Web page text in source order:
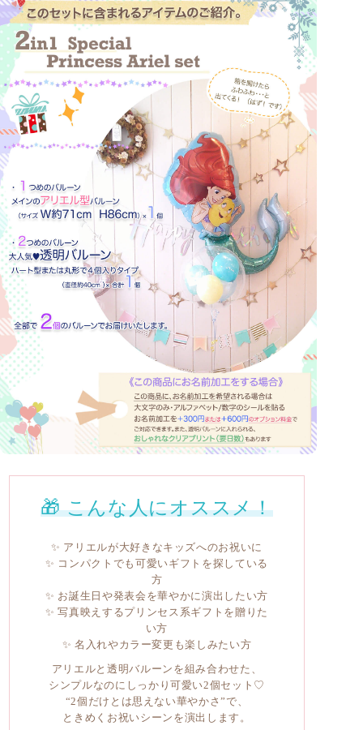
🎁 こんな人にオススメ！
✨ アリエルが大好きなキッズへのお祝いに
✨ コンパクトでも可愛いギフトを探している
方
✨ お誕生日や発表会を華やかに演出したい方
✨ 写真映えするプリンセス系ギフトを贈りた
い方
✨ 名入れやカラー変更も楽しみたい方
アリエルと透明バルーンを組み合わせた、
シンプルなのにしっかり可愛い2個セット♡
“2個だけとは思えない華やかさ”で、
ときめくお祝いシーンを演出します。